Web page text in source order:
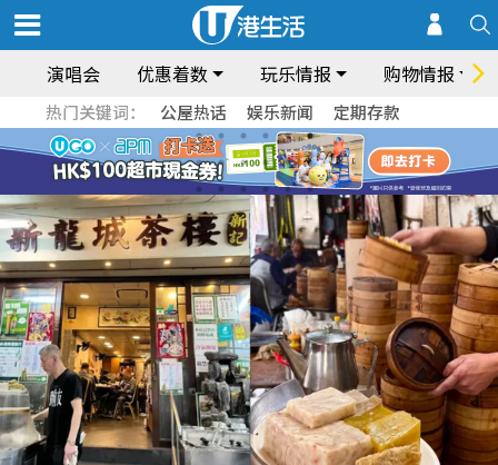
演唱会 优惠着数 玩乐情报 购物情报
热门关键词： 公屋热话 娱乐新闻 定期存款